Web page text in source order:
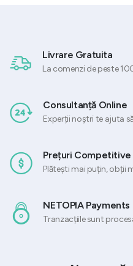
Livrare Gratuita
La comenzi de peste
Consultanță Online
Experții noștri te ajuta
Prețuri Competitive
Plătești mai puțin, obții
NETOPIA Payments
Tranzacțiile sunt